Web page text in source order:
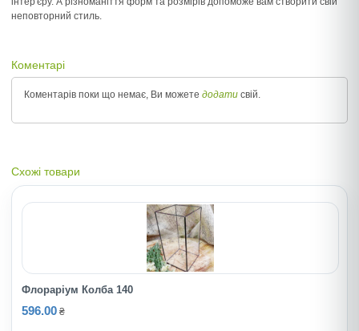
неповторний стиль.
Коментарі
Коментарів поки що немає, Ви можете додати свій.
Схожі товари
Флорарiум Колба 140
596.00 ₴